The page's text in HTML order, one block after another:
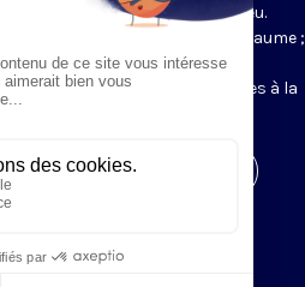
jour, vivez avec la Parole de Dieu.
la première lecture ; mardi, le psaume ;
la deuxième lecture ; jeudi,
; vendredi, les quatre épisodes à la
la page de l'émission